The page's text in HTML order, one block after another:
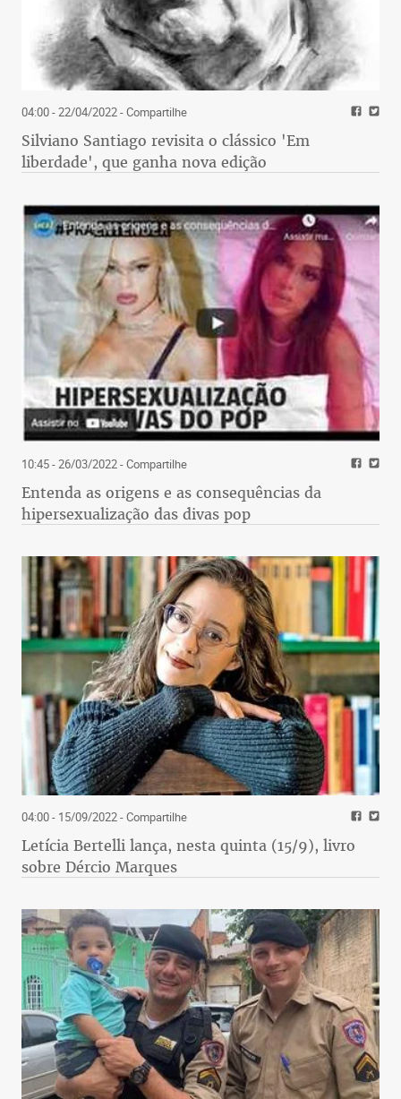
04:00 - 22/04/2022- Compartilhe
Silviano Santiago revisita o clássico 'Em
liberdade', que ganha nova edição
10:45 - 26/03/2022- Compartilhe
Entenda as origens e as consequências da
hipersexualização das divas pop
04:00 - 15/09/2022- Compartilhe
Letícia Bertelli lança, nesta quinta (15/9), livro
sobre Dércio Marques